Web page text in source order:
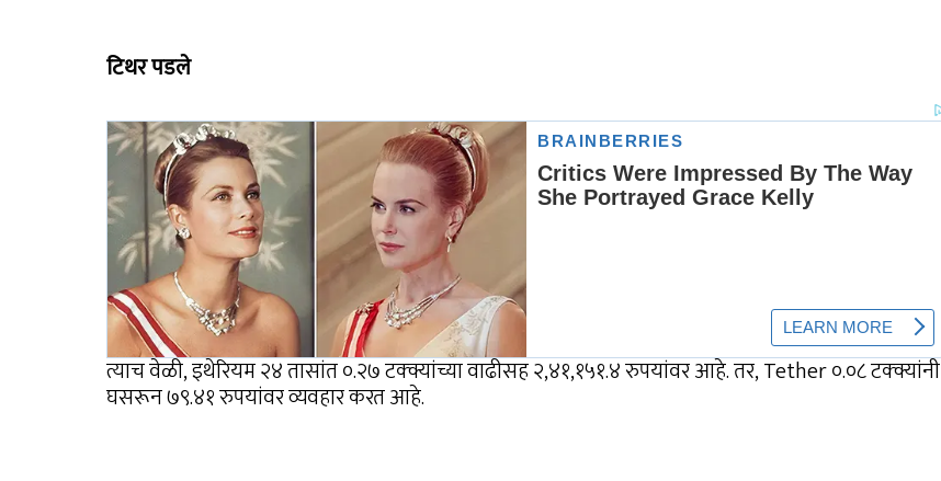
टिथर पडले
त्याच वेळी, इथेरियम २४ तासांत ०.२७ टक्क्यांच्या वाढीसह २,४१,१५१.४ रुपयांवर आहे. तर, Tether ०.०८ टक्क्यांनी
घसरून ७९.४१ रुपयांवर व्यवहार करत आहे.